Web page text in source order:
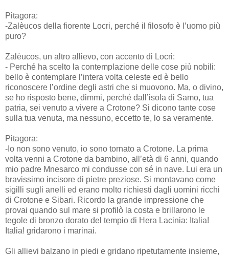
Pitagora:
-Zalèucos della fiorente Locri, perché il filosofo è l’uomo più
puro?
Zalèucos, un altro allievo, con accento di Locri:
- Perché ha scelto la contemplazione delle cose più nobili:
bello è contemplare l’intera volta celeste ed è bello
riconoscere l’ordine degli astri che si muovono. Ma, o divino,
se ho risposto bene, dimmi, perché dall’isola di Samo, tua
patria, sei venuto a vivere a Crotone? Si dicono tante cose
sulla tua venuta, ma nessuno, eccetto te, lo sa veramente.
Pitagora:
-Io non sono venuto, io sono tornato a Crotone. La prima
volta venni a Crotone da bambino, all’età di 6 anni, quando
mio padre Mnesarco mi condusse con sé in nave. Lui era un
bravissimo incisore di pietre preziose. Si montavano come
sigilli sugli anelli ed erano molto richiesti dagli uomini ricchi
di Crotone e Sibari. Ricordo la grande impressione che
provai quando sul mare si profilò la costa e brillarono le
tegole di bronzo dorato del tempio di Hera Lacinia: Italia!
Italia! gridarono i marinai.
Gli allievi balzano in piedi e gridano ripetutamente insieme,